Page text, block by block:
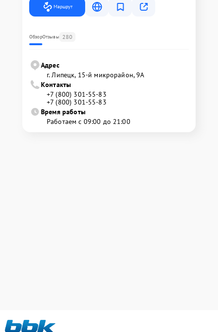
Маршрут
ОбзорОтзывы 280
Адрес
г. Липецк, 15-й микрорайон, 9А
Контакты
+7 (800) 301-55-83
+7 (800) 301-55-83
Время работы
Работаем с 09:00 до 21:00